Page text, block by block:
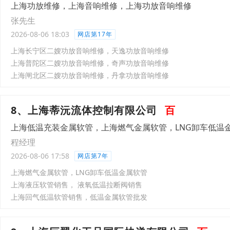
上海功放维修，上海音响维修，上海功放音响维修
张先生
2026-08-06 18:03 网店第17年
上海长宁区二嫂功放音响维修，天逸功放音响维修
上海普陀区二嫂功放音响维修，奇声功放音响维修
上海闸北区二嫂功放音响维修，丹拿功放音响维修
8、上海蒂沅流体控制有限公司 百
上海低温充装金属软管，上海燃气金属软管，LNG卸车低温
程经理
2026-08-06 17:58 网店第7年
上海燃气金属软管，LNG卸车低温金属软管
上海液压软管销售， 液氧低温拉断阀销售
上海回气低温软管销售，低温金属软管批发